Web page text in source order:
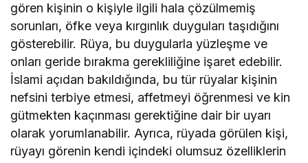
gören kişinin o kişiyle ilgili hala çözülmemiş
sorunları, öfke veya kırgınlık duyguları taşıdığını
gösterebilir. Rüya, bu duygularla yüzleşme ve
onları geride bırakma gerekliliğine işaret edebilir.
İslami açıdan bakıldığında, bu tür rüyalar kişinin
nefsini terbiye etmesi, affetmeyi öğrenmesi ve kin
gütmekten kaçınması gerektiğine dair bir uyarı
olarak yorumlanabilir. Ayrıca, rüyada görülen kişi,
rüyayı görenin kendi içindeki olumsuz özelliklerin